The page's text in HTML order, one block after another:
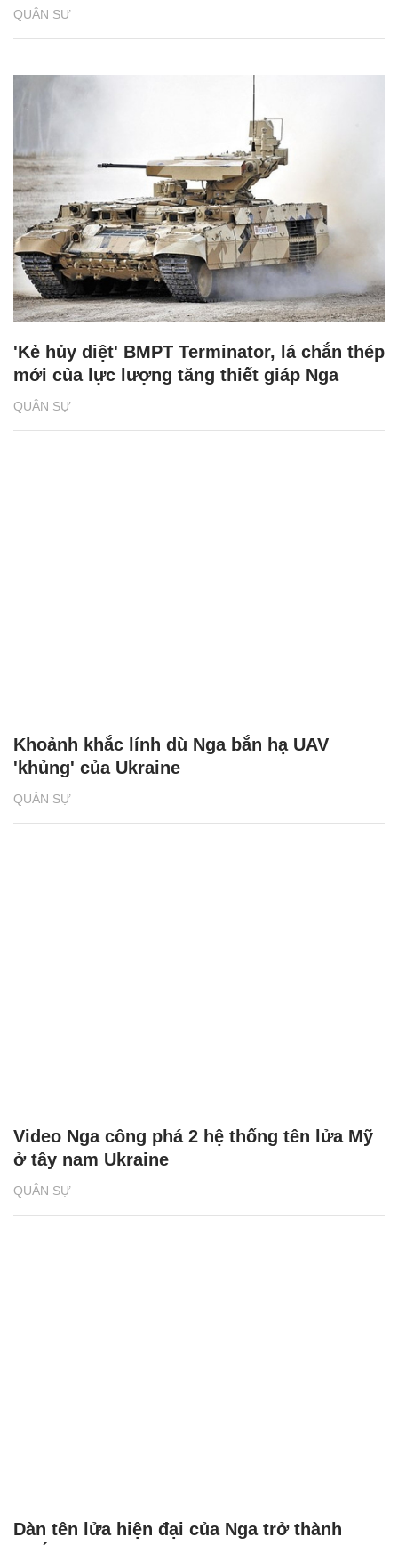
QUÂN SỰ
QUÂN SỰ
'Kẻ hủy diệt' BMPT Terminator, lá chắn thép
mới của lực lượng tăng thiết giáp Nga
QUÂN SỰ
Khoảnh khắc lính dù Nga bắn hạ UAV
'khủng' của Ukraine
QUÂN SỰ
Video Nga công phá 2 hệ thống tên lửa Mỹ
ở tây nam Ukraine
Dàn tên lửa hiện đại của Nga trở thành